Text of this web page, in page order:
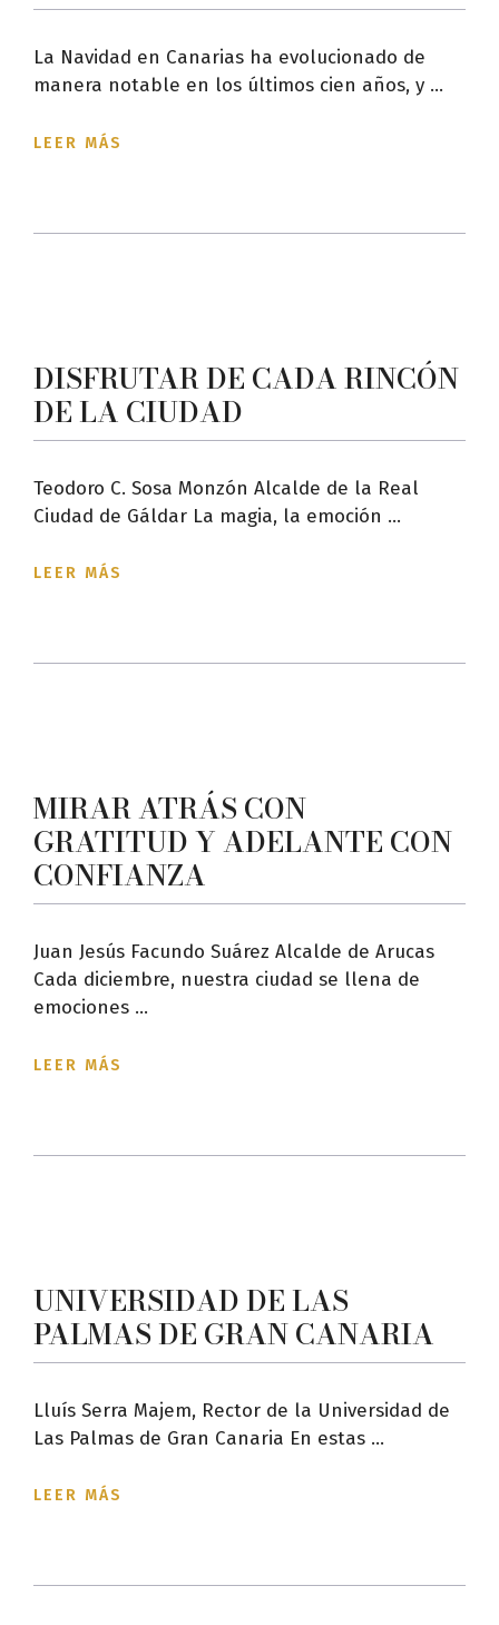
La Navidad en Canarias ha evolucionado de
manera notable en los últimos cien años, y ...
LEER MÁS
DISFRUTAR DE CADA RINCÓN
DE LA CIUDAD
Teodoro C. Sosa Monzón Alcalde de la Real
Ciudad de Gáldar La magia, la emoción ...
LEER MÁS
MIRAR ATRÁS CON
GRATITUD Y ADELANTE CON
CONFIANZA
Juan Jesús Facundo Suárez Alcalde de Arucas
Cada diciembre, nuestra ciudad se llena de
emociones ...
LEER MÁS
UNIVERSIDAD DE LAS
PALMAS DE GRAN CANARIA
Lluís Serra Majem, Rector de la Universidad de
Las Palmas de Gran Canaria En estas ...
LEER MÁS